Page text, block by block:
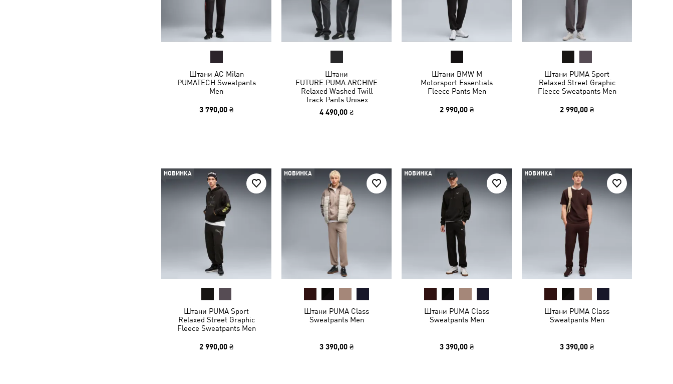
Штани AC Milan
PUMATECH Sweatpants
Men
3 790,00 ₴
Штани
FUTURE.PUMA.ARCHIVE
Relaxed Washed Twill
Track Pants Unisex
4 490,00 ₴
Штани BMW M
Motorsport Essentials
Fleece Pants Men
2 990,00 ₴
Штани PUMA Sport
Relaxed Street Graphic
Fleece Sweatpants Men
2 990,00 ₴
НОВИНКА
Штани PUMA Sport
Relaxed Street Graphic
Fleece Sweatpants Men
2 990,00 ₴
НОВИНКА
Штани PUMA Class
Sweatpants Men
3 390,00 ₴
НОВИНКА
Штани PUMA Class
Sweatpants Men
3 390,00 ₴
НОВИНКА
Штани PUMA Class
Sweatpants Men
3 390,00 ₴